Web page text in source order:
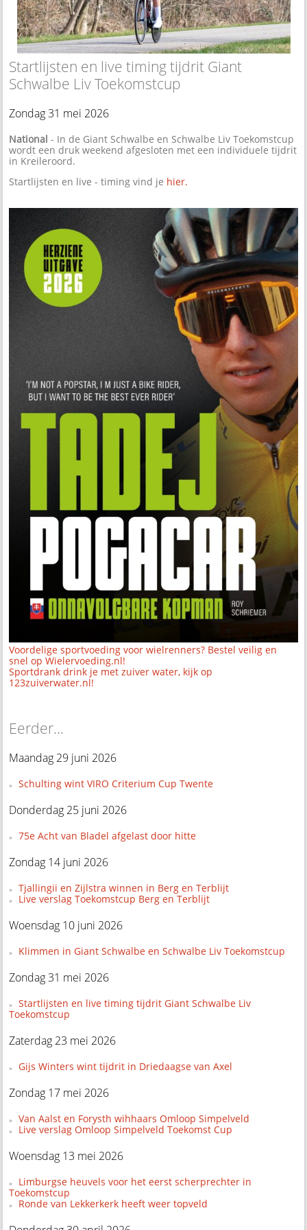
Startlijsten en live timing tijdrit Giant
Schwalbe Liv Toekomstcup
Zondag 31 mei 2026
National - In de Giant Schwalbe en Schwalbe Liv Toekomstcup
wordt een druk weekend afgesloten met een individuele tijdrit
in Kreileroord.
Startlijsten en live - timing vind je hier.
Voordelige sportvoeding voor wielrenners? Bestel veilig en
snel op Wielervoeding.nl!
Sportdrank drink je met zuiver water, kijk op
123zuiverwater.nl!
Eerder...
Maandag 29 juni 2026
Schulting wint VIRO Criterium Cup Twente
Donderdag 25 juni 2026
75e Acht van Bladel afgelast door hitte
Zondag 14 juni 2026
Tjallingii en Zijlstra winnen in Berg en Terblijt
Live verslag Toekomstcup Berg en Terblijt
Woensdag 10 juni 2026
Klimmen in Giant Schwalbe en Schwalbe Liv Toekomstcup
Zondag 31 mei 2026
Startlijsten en live timing tijdrit Giant Schwalbe Liv
Toekomstcup
Zaterdag 23 mei 2026
Gijs Winters wint tijdrit in Driedaagse van Axel
Zondag 17 mei 2026
Van Aalst en Forysth wihhaars Omloop Simpelveld
Live verslag Omloop Simpelveld Toekomst Cup
Woensdag 13 mei 2026
Limburgse heuvels voor het eerst scherprechter in
Toekomstcup
Ronde van Lekkerkerk heeft weer topveld